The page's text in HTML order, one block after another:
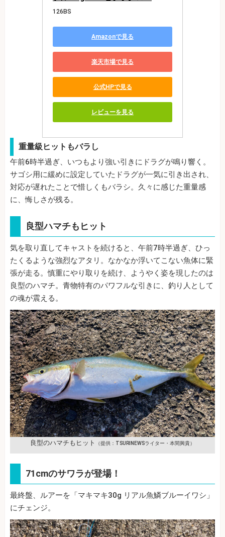
126BS
Amazonで見る
楽天市場で見る
公式HPで見る
レビューを見る
重量級ヒットもバラし
午前6時半過ぎ、いつもより強い引きにドラグが鳴り響く。
サゴシ用に緩めに設定していたドラグが一気に引き出され、
対応が遅れたことで惜しくもバラシ。久々に感じた重量感
に、悔しさが残る。
良型ハマチもヒット
気を取り直してキャストを続けると、午前7時半過ぎ、ひっ
たくるような強烈なアタリ。なかなか浮いてこない魚体に緊
張が走る。慎重にやり取りを続け、ようやく姿を現したのは
良型のハマチ。青物特有のパワフルな引きに、釣り人として
の魂が震える。
良型のハマチもヒット （提供：TSURINEWSライター・本間興貴）
71cmのサワラが登場！
最終盤、ルアーを「マキマキ30g リアル魚鱗ブルーイワシ」
にチェンジ。